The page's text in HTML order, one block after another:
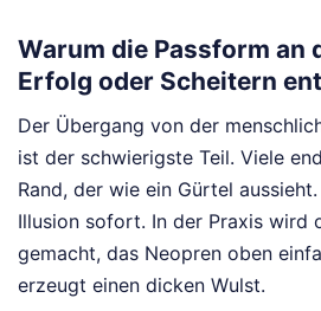
Warum die Passform an
Erfolg oder Scheitern
Der Übergang von der
ist der schwierigste Teil. Viele
Rand, der wie ein Gürtel
Illusion sofort. In der Praxis wird
gemacht, das Neopren oben
erzeugt einen dicken Wulst.